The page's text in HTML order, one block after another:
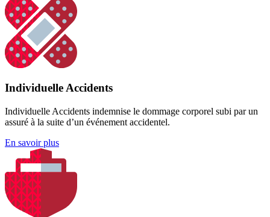
Individuelle Accidents
Individuelle Accidents indemnise le dommage corporel subi par un
assuré à la suite d’un événement accidentel.
En savoir plus